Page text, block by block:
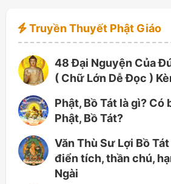
Truyền Thuyết Phật Giáo
48 Đại Nguyện Của
( Chữ Lớn Dễ Đọc )
Phật, Bồ Tát là gì? Có
Phật, Bồ Tát?
Văn Thù Sư Lợi Bồ
điển tích, thần chú,
Ngài